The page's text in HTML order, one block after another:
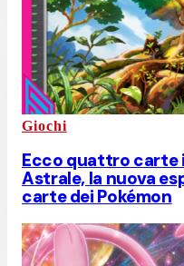
Giochi
Ecco quattro carte
Astrale, la nuova
carte dei Pokémon